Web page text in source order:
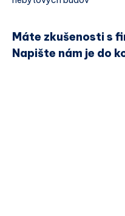
Máte zkušenosti s
Napište nám je do